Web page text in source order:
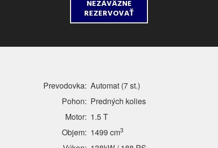
NEZÁVÄZNE
REZERVOVAŤ
Prevodovka: Automat (7 st.)
Pohon: Predných kolies
Motor: 1.5 T
Objem: 1499 cm3